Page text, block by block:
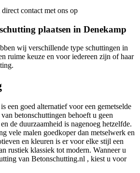
contact met ons op
plaatsen in Denekamp
wij verschillende type schuttingen in
ruime keuze en voor iedereen zijn of haar
een goed alternatief voor een gemetselde
betonschuttingen behoeft u geen
de duurzaamheid is nagenoeg hetzelfde.
vele malen goedkoper dan metselwerk en
en kleuren is er voor elke stijl een
rustiek klassiek tot modern. Wanneer u
van Betonschutting.nl , kiest u voor